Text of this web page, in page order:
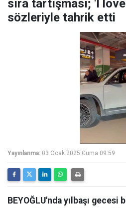
sıra tartışması; 'I
sözleriyle tahrik etti
Yayınlanma: 03 Ocak 2025 Cuma 09:59
BEYOĞLU'nda yılbaşı gecesi